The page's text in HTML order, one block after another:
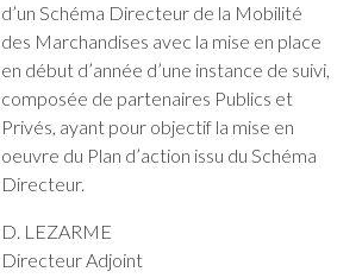
d’un Schéma Directeur de la Mobilité
des Marchandises avec la mise en place
en début d’année d’une instance de suivi,
composée de partenaires Publics et
Privés, ayant pour objectif la mise en
oeuvre du Plan d’action issu du Schéma
Directeur.
D. LEZARME
Directeur Adjoint